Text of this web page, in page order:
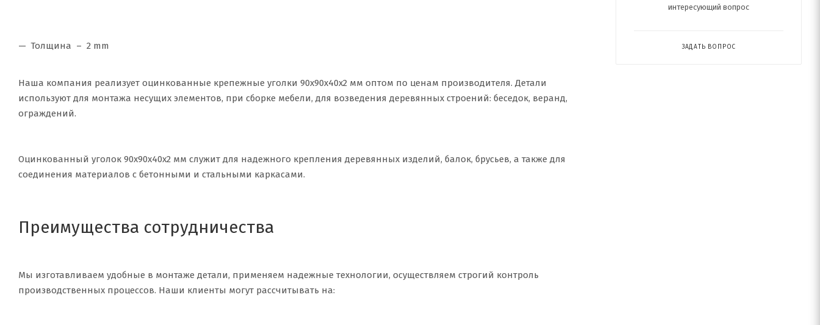
Толщина – 2 mm
Наша компания реализует оцинкованные крепежные уголки 90х90х40х2 мм оптом по ценам производителя. Детали
используют для монтажа несущих элементов, при сборке мебели, для возведения деревянных строений: беседок, веранд,
ограждений.
Оцинкованный уголок 90х90х40х2 мм служит для надежного крепления деревянных изделий, балок, брусьев, а также для
соединения материалов с бетонными и стальными каркасами.
Преимущества сотрудничества
Мы изготавливаем удобные в монтаже детали, применяем надежные технологии, осуществляем строгий контроль
производственных процессов. Наши клиенты могут рассчитывать на:
интересующий вопрос
ЗАДАТЬ ВОПРОС